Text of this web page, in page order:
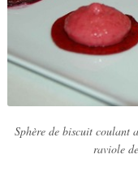
Sphère de biscuit coulant
raviole